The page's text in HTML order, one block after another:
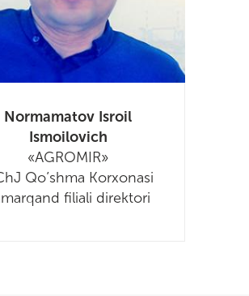
Normamatov Isroil
Ismoilovich
«AGROMIR»
Qo’shma Korxonasi
filiali direktori